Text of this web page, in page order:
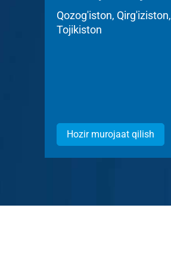
Qozog'iston, Qirg'iziston,
Tojikiston
Hozir murojaat qilish